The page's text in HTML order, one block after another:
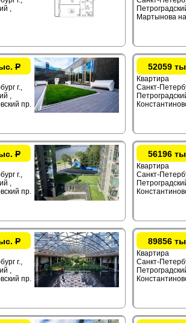
,
Мартынова
Р
г.,
,
пр.
52059
Квартира
Санкт-
Р
г.,
,
пр.
56196
Квартира
Санкт-
Р
г.,
,
пр.
89856
Квартира
Санкт-